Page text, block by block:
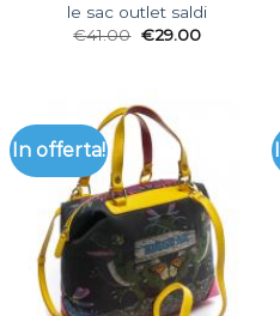
le sac outlet saldi
€41.00 €29.00
In offerta!